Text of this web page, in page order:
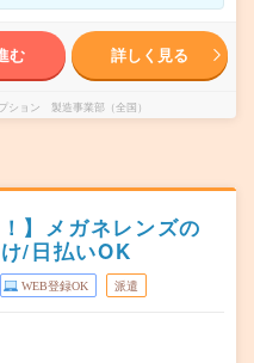
む 詳しく見る
ション 製造事業部（全国）
】メガネレンズの
/日払いOK
WEB登録OK 派遣